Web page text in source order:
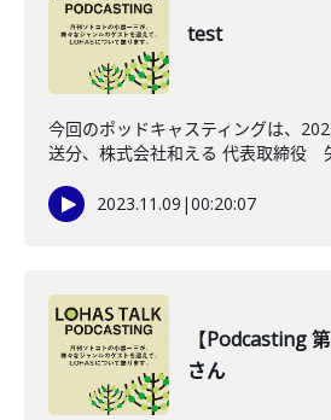
test
今回のポッドキャスティングは、
送分、株式会社和える 代表取締役
2023.11.09 |00:20:07
【Podcasting
さん